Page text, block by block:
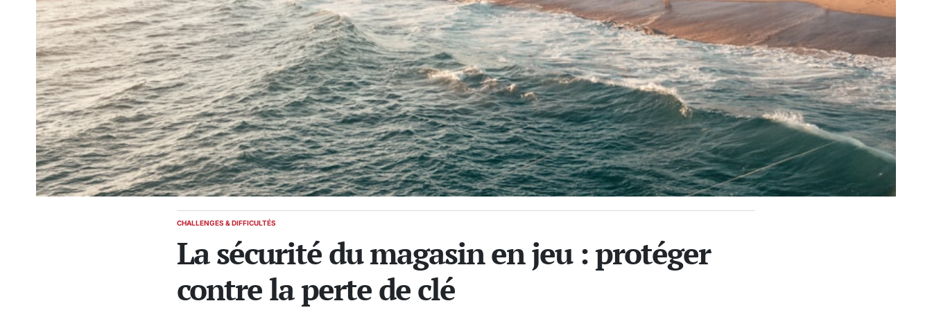
POSTED
CHALLENGES & DIFFICULTÉS
La sécurité du magasin en jeu : protéger
contre la perte de clé